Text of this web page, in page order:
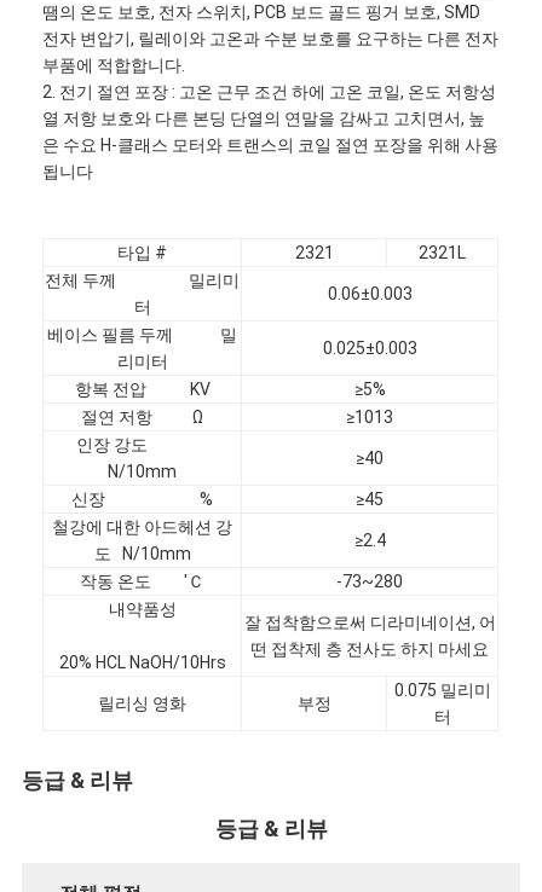
땜의 온도 보호, 전자 스위치, PCB 보드 골드 핑거 보호, SMD
전자 변압기, 릴레이와 고온과 수분 보호를 요구하는 다른 전자
부품에 적합합니다.
2. 전기 절연 포장 : 고온 근무 조건 하에 고온 코일, 온도 저항성
열 저항 보호와 다른 본딩 단열의 연말을 감싸고 고치면서, 높
은 수요 H-클래스 모터와 트랜스의 코일 절연 포장을 위해 사용
됩니다
타입 # 2321
2321L
전체 두께 밀리미
터
0.06±0.003
베이스 필름 두께 밀
리미터
0.025±0.003
항복 전압 KV
≥5%
절연 저항 Ω
≥1013
인장 강도
N/10mm
≥40
신장 %
≥45
철강에 대한 아드헤션 강
도 N/10mm
≥2.4
작동 온도 'Ｃ
-73~280
내약품성
20% HCL NaOH/10Hrs
잘 접착함으로써 디라미네이션, 어
떤 접착제 층 전사도 하지 마세요
릴리싱 영화 부정
0.075 밀리미
터
등급 & 리뷰
등급 & 리뷰